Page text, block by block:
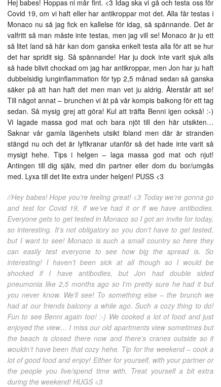
Hej babes! Hoppas ni mår fint. <3 Idag ska vi gå och testa oss för
Covid 19, om vi haft eller har antikroppar mot det. Alla får testas i
Monaco nu så jag fick en kallelse för idag, så spännande. Det är
valfritt så man måste inte testas, men jag vill se! Monaco är ju ett
så litet land så här kan dom ganska enkelt testa alla för att se hur
det har spridit sig. Så spännande! Har ju dock inte varit sjuk alls
så hade blivit chockad om jag har antikroppar, men Jon har ju haft
dubbelsidig lunginflammation för typ 2,5 månad sedan så ganska
säker på att han haft det men man vet ju aldrig. Återstår att se!
Till något annat – brunchen vi åt på vår kompis balkong för ett tag
sedan. Så mysig grej att göra! Kul att träffa Benni igen också! :-)
Vi lagade massa god mat och bara njöt till den här utsikten…
Saknar vår gamla lägenhets utsikt ibland men där är stranden
stängd nu och det är lyftkranar utanför så det hade inte varit så
mysigt hehe. Tips i helgen – laga massa god mat och njut!
Antingen till dig själv, med din partner eller dom du bor/umgås
med. Lyxa till det lite extra under helgen! PUSS <3
//Hey babes! Hope you’re feeling great! <3 Today we’re gonna go
and test for Covid 19, if we’ve had it or if we have antibodies.
Everyone gets to get tested in Monaco so I got an invite for today,
so interesting. It’s not obligatory so you don’t have to get tested,
but I want to see! Monaco is such a small country so here they
can easily test everyone to see how big the spread is. So
interesting! I haven’t been sick at all though so I would be
shocked if I have antibodies, but Jon had double sided
pneumonia like 2,5 months ago so I’m pretty sure he had it but
you never know. We’ll see! To something else – the brunch we
had at our friends balcony a while ago. Such a cozy thing to do!
Fun to see Benni again too! :-) We cooked a lot of food and just
enjoyed the view… I miss our old apartments view sometimes but
the beach is closed there now and there’s cranes outside so it
wouldn’t have been that cozy hehe. Tip for the weekend – cook a
lot of good food and enjoy! Either for yourself, with your partner or
the people you live/spend time with. Treat yourself a bit extra
during the weekend! HUGS <3